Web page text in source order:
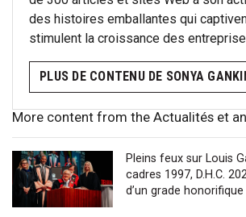
des histoires emballantes qui
stimulent la croissance des
PLUS DE CONTENU DE SONYA
More content from the Actualités et
Pleins feux sur Louis
cadres 1997, D.H.C.
d’un grade honorifique